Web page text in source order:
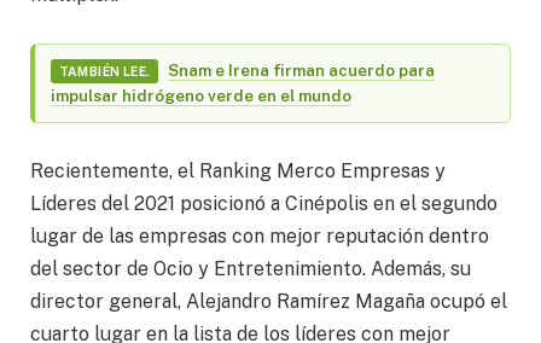
TAMBIÉN LEE.
Snam e Irena firman acuerdo para
impulsar hidrógeno verde en el mundo
Recientemente, el Ranking Merco Empresas y
Líderes del 2021 posicionó a Cinépolis en el segundo
lugar de las empresas con mejor reputación dentro
del sector de Ocio y Entretenimiento. Además, su
director general, Alejandro Ramírez Magaña ocupó el
cuarto lugar en la lista de los líderes con mejor